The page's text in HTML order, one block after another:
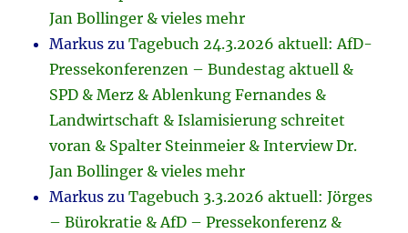
Jan Bollinger & vieles mehr
Markus zuTagebuch 24.3.2026 aktuell: AfD-
Pressekonferenzen – Bundestag aktuell &
SPD & Merz & Ablenkung Fernandes &
Landwirtschaft & Islamisierung schreitet
voran & Spalter Steinmeier & Interview Dr.
Jan Bollinger & vieles mehr
Markus zuTagebuch 3.3.2026 aktuell: Jörges
– Bürokratie & AfD – Pressekonferenz &